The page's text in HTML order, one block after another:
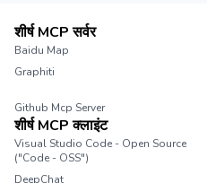
शीर्ष MCP सर्वर
Baidu Map
Graphiti
Github Mcp Server
शीर्ष MCP क्लाइंट
Visual Studio Code - Open Source
("Code - OSS")
DeepChat